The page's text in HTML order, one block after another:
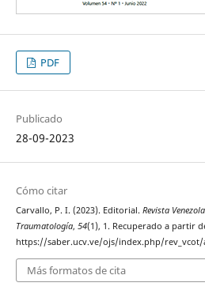
PDF
Publicado
28-09-2023
Cómo citar
Carvallo, P. I. (2023). Editorial. Revista
Traumatología, 54(1), 1. Recuperado a partir
https://saber.ucv.ve/ojs/index.php/
Más formatos de cita